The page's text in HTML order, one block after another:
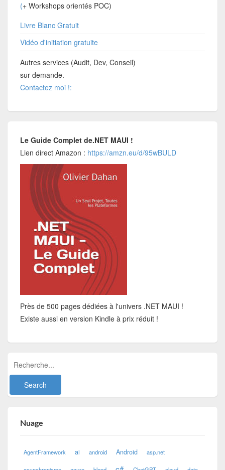
(+ Workshops orientés POC)
Livre Blanc Gratuit
Vidéo d'initiation gratuite
Autres services (Audit, Dev, Conseil)
sur demande.
Contactez moi !:
Le Guide Complet de.NET MAUI !
Lien direct Amazon : https://amzn.eu/d/95wBULD
Près de 500 pages dédiées à l'univers .NET MAUI !
Existe aussi en version Kindle à prix réduit !
Nuage
AgentFramework ai android Android asp.net